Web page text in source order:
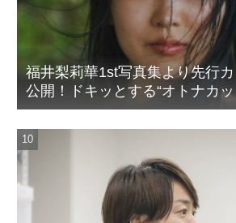
福井梨莉華1st写真集より先行
公開！ドキッとする“オトナカッ